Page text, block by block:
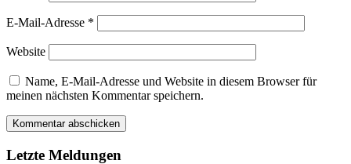
E-Mail-Adresse *
Website
Name, E-Mail-Adresse und Website in diesem Browser für
meinen nächsten Kommentar speichern.
Letzte Meldungen